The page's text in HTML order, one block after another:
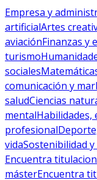
Empresa y
artificialArtes
aviaciónFinanzas y
turismo
sociales
comunicación y
saludCiencias
mentalHabilidades,
profesional
vidaSostenibilidad
Encuentra
másterEncuentra